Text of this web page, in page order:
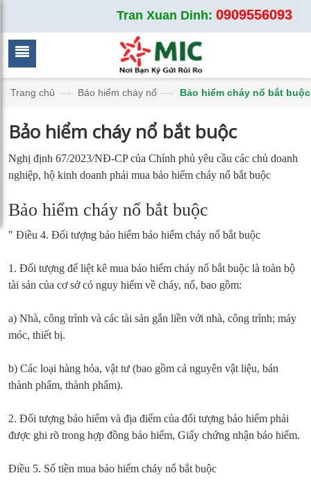
Tran Xuan Dinh: 0909556093
Trang chủ —› Bảo hiểm cháy nổ —› Bảo hiểm cháy nổ bắt buộc
Bảo hiểm cháy nổ bắt buộc
Nghị định 67/2023/NĐ-CP của Chính phủ yêu cầu các chủ doanh
nghiệp, hộ kinh doanh phải mua bảo hiểm cháy nổ bắt buộc
Bảo hiểm cháy nổ bắt buộc
" Điều 4. Đối tượng bảo hiểm bảo hiểm cháy nổ bắt buộc
1. Đối tượng để liệt kê mua bảo hiểm cháy nổ bắt buộc là toàn bộ
tài sản của cơ sở có nguy hiểm về cháy, nổ, bao gồm:
a) Nhà, công trình và các tài sản gắn liền với nhà, công trình; máy
móc, thiết bị.
b) Các loại hàng hóa, vật tư (bao gồm cả nguyên vật liệu, bán
thành phẩm, thành phẩm).
2. Đối tượng bảo hiểm và địa điểm của đối tượng bảo hiểm phải
được ghi rõ trong hợp đồng bảo hiểm, Giấy chứng nhận bảo hiểm.
Điều 5. Số tiền mua bảo hiểm cháy nổ bắt buộc